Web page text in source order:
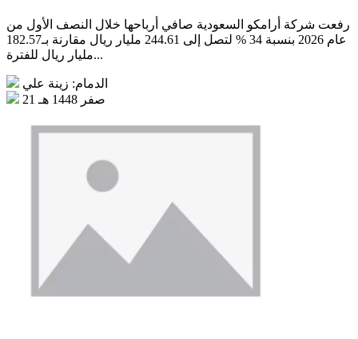
رفعت شركة أرامكو السعودية صافي أرباحها خلال النصف الأول من
عام 2026 بنسبة 34 % لتصل إلى 244.61 مليار ريال مقارنة بـ182.57
مليار ريال للفترة...
الدمام: زينة علي
21 صفر 1448 هـ